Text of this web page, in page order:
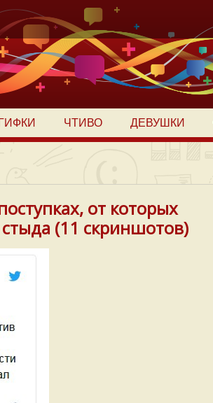
ГИФКИ ЧТИВО ДЕВУШКИ
от которых
(11 скриншотов)